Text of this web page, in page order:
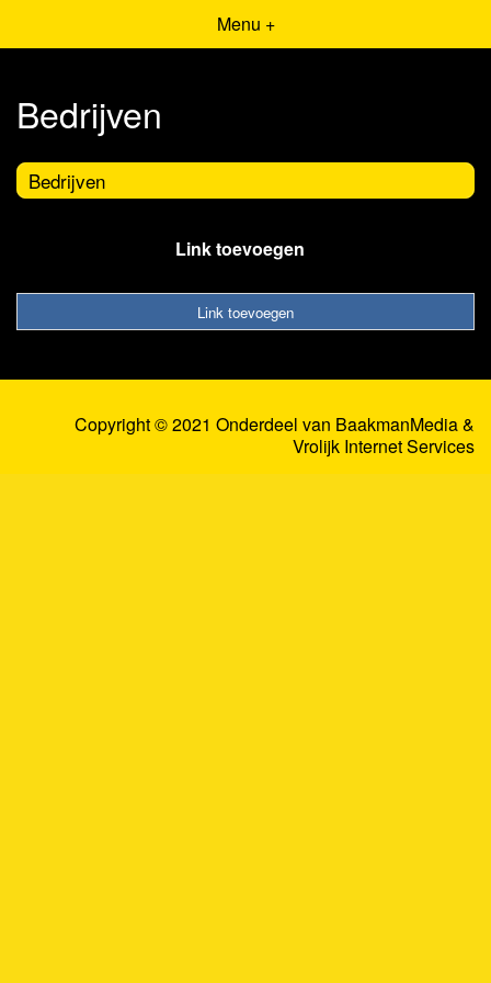
Menu +
Bedrijven
Bedrijven
Link toevoegen
Link toevoegen
Copyright © 2021 Onderdeel van BaakmanMedia&
Vrolijk Internet Services